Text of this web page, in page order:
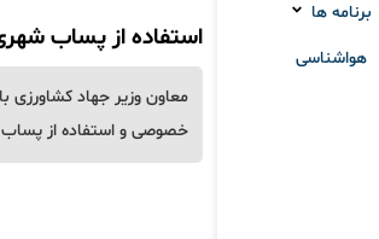
برنامه ها
هواشناسی
استفاده از پساب
معاون وزیر جهاد
خصوصی و استفاده از پساب تصفیه‌خانه،